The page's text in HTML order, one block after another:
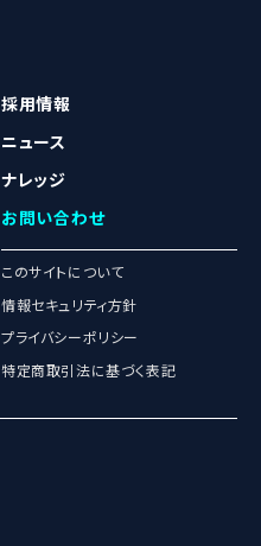
採用情報
ニュース
ナレッジ
お問い合わせ
このサイトについて
情報セキュリティ方針
プライバシーポリシー
特定商取引法に基づく表記